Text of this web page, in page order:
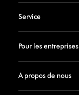
Service
Pour les entreprises
A propos de nous